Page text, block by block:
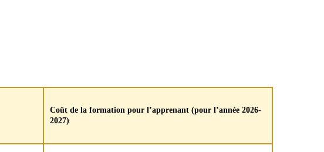
Coût de la formation pour l’apprenant (pour l’année 2026-
2027)